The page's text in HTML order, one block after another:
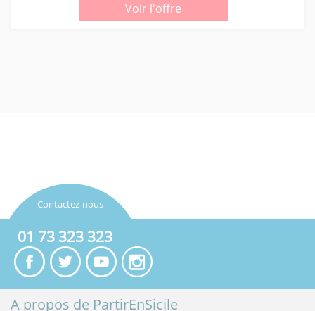
Voir l'offre
Contactez-nous
01 73 323 323
A propos de PartirEnSicile